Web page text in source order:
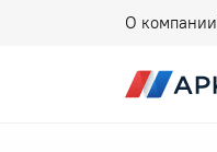
О компании